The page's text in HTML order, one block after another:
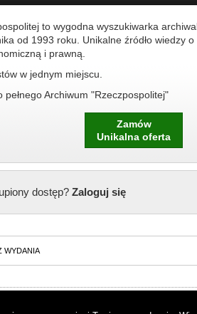
to wygodna wyszukiwarka
od 1993 roku. Unikalne źródło wiedzy
i prawną.
w jednym miejscu.
Archiwum "Rzeczpospolitej"
Zamów
Unikalna oferta
dostęp?Zaloguj się
WYDANIA